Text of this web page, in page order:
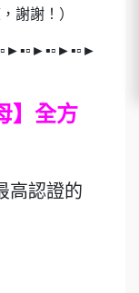
謝謝！）
】全方
高認證的